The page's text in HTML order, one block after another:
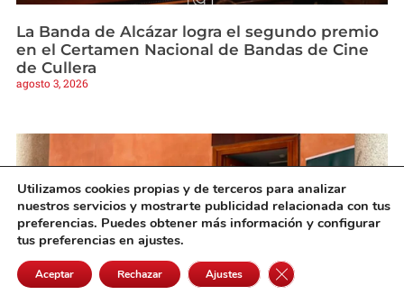
La Banda de Alcázar logra el segundo premio
en el Certamen Nacional de Bandas de Cine
de Cullera
agosto 3, 2026
Utilizamos cookies propias y de terceros para analizar
nuestros servicios y mostrarte publicidad relacionada con tus
preferencias. Puedes obtener más información y configurar
tus preferencias en ajustes.
Aceptar Rechazar Ajustes Cerrar el banner de